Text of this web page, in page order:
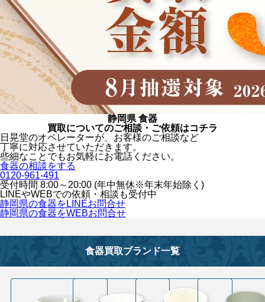
静岡県 食器
買取についてのご相談・ご依頼はコチラ
日晃堂のオペレーターが、お客様のご相談など
丁寧に対応させていただきます。
些細なことでもお気軽にお電話ください。
食器の相談をする
0120-961-491
受付時間 8:00～20:00 (年中無休※年末年始除く)
LINEやWEBでの依頼・相談も受付中
静岡県の食器をLINEお問合せ
静岡県の食器をWEBお問合せ
食器買取ブランド一覧